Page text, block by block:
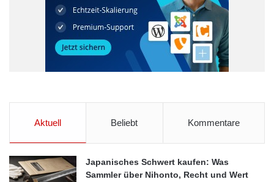
Quelle: Sercos International e. V.
Automatisierungspyramide
Maschinenkommunikation
Sercos International e. V. SPS-MAGAZIN
Aktuell Beliebt Kommentare
Japanisches Schwert kaufen: Was
Sammler über Nihonto, Recht und Wert